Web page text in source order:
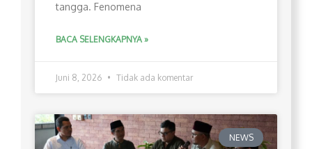
tangga. Fenomena
BACA SELENGKAPNYA »
Juni 8, 2026 Tidak ada komentar
NEWS